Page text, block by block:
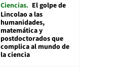
Ciencias El golpe de
Lincolao a las
humanidades,
matemática y
postdoctorados que
complica al mundo de
la ciencia